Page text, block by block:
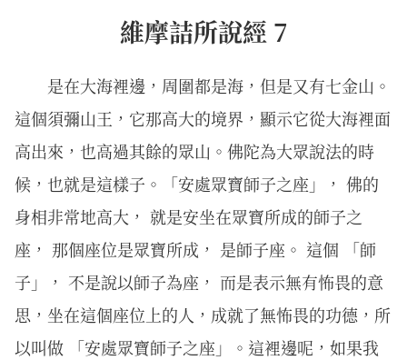
維摩詰所說經 7
是在大海裡邊，周圍都是海，但是又有七金山。
這個須彌山王，它那高大的境界，顯示它從大海裡面
高出來，也高過其餘的眾山。佛陀為大眾說法的時
候，也就是這樣子。「安處眾寶師子之座」， 佛的
身相非常地高大， 就是安坐在眾寶所成的師子之
座， 那個座位是眾寶所成， 是師子座。 這個 「師
子」， 不是說以師子為座， 而是表示無有怖畏的意
思，坐在這個座位上的人，成就了無怖畏的功德，所
以叫做 「安處眾寶師子之座」。這裡邊呢，如果我